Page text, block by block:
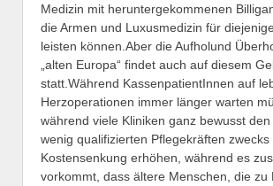
Medizin mit heruntergekommenen
die Armen und Luxusmedizin für
leisten können.Aber die Aufholund
„alten Europa“ findet auch auf diesem
statt.Während KassenpatientInnen auf
Herzoperationen immer länger warten
während viele Kliniken ganz bewusst den
wenig qualifizierten Pflegekräften zwecks
Kostensenkung erhöhen, während es
vorkommt, dass ältere Menschen, die zu